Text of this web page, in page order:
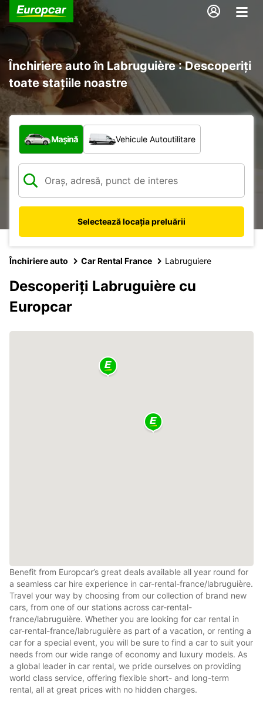
Închiriere auto în Labruguière : Descoperiți
toate stațiile noastre
Ce tip de vehicul?
Mașină Vehicule Autoutilitare
Selectează locația preluării
Închiriere auto Car Rental France Labruguiere
Descoperiți Labruguière cu
Europcar
Benefit from Europcar’s great deals available all year round for
a seamless car hire experience in car-rental-france/labruguière.
Travel your way by choosing from our collection of brand new
cars, from one of our stations across car-rental-
france/labruguière. Whether you are looking for car rental in
car-rental-france/labruguière as part of a vacation, or renting a
car for a special event, you will be sure to find a car to suit your
needs from our wide range of economy and luxury models. As
a global leader in car rental, we pride ourselves on providing
world class service, offering flexible short- and long-term
rental, all at great prices with no hidden charges.